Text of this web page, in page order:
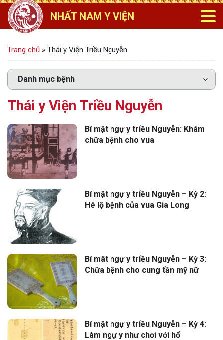
NHẤT NAM Y VIỆN
Trang chủ » Thái y Viện Triều Nguyễn
Thái y Viện Triều Nguyễn
Bí mật ngự y triều Nguyễn: Khám
chữa bệnh cho vua
Bí mật ngự y triều Nguyễn – Kỳ 2:
Hé lộ bệnh của vua Gia Long
Bí mât ngự y triều Nguyễn – Kỳ 3:
Chữa bệnh cho cung tần mỹ nữ
Bí mật ngự y triều Nguyễn – Kỳ 4:
Làm ngự y như chơi với hổ